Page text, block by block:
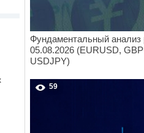
Фундаментальный анализ
05.08.2026 (EURUSD,
USDJPY)
59